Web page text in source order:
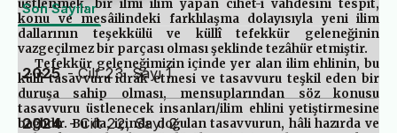
üstlenmek, bir ilmi ilim yapan cihet-i vahdesini tespit,
konu ve mesâilindeki farklılaşma dolayısıyla yeni ilim
dallarının teşekkülü ve küllî tefekkür geleneğinin
vazgeçilmez bir parçası olması şeklinde tezâhür etmiştir.
Tefekkür geleneğimizin içinde yer alan ilim ehlinin, bu
küllî tasavvuru idrâk etmesi ve tasavvuru teşkil eden bir
duruşa sahip olması, mensuplarından söz konusu
tasavvuru üstlenecek insanları/ilim ehlini yetiştirmesine
bağlıdır. Bu da, içinde doğulan tasavvurun, hâli hazırda ve
Son Sayılar
2025 - Cilt 23, Sayı 1
2024 - Cilt 22, Sayı 2